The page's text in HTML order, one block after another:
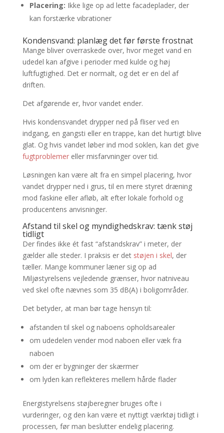
Placering: Ikke lige op ad lette facadeplader, der
kan forstærke vibrationer
Kondensvand: planlæg det før første frostnat
Mange bliver overraskede over, hvor meget vand en
udedel kan afgive i perioder med kulde og høj
luftfugtighed. Det er normalt, og det er en del af
driften.
Det afgørende er, hvor vandet ender.
Hvis kondensvandet drypper ned på fliser ved en
indgang, en gangsti eller en trappe, kan det hurtigt blive
glat. Og hvis vandet løber ind mod soklen, kan det give
fugtproblemereller misfarvninger over tid.
Løsningen kan være alt fra en simpel placering, hvor
vandet drypper ned i grus, til en mere styret dræning
mod faskine eller afløb, alt efter lokale forhold og
producentens anvisninger.
Afstand til skel og myndighedskrav: tænk støj
tidligt
Der findes ikke ét fast “afstandskrav” i meter, der
gælder alle steder. I praksis er det støjen i skel, der
tæller. Mange kommuner læner sig op ad
Miljøstyrelsens vejledende grænser, hvor natniveau
ved skel ofte nævnes som 35 dB(A) i boligområder.
Det betyder, at man bør tage hensyn til:
afstanden til skel og naboens opholdsarealer
om udedelen vender mod naboen eller væk fra
naboen
om der er bygninger der skærmer
om lyden kan reflekteres mellem hårde flader
Energistyrelsens støjberegner bruges ofte i
vurderinger, og den kan være et nyttigt værktøj tidligt i
processen, før man beslutter endelig placering.